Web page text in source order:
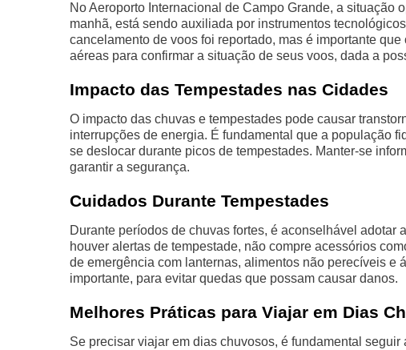
No Aeroporto Internacional de Campo Grande, a
manhã, está sendo auxiliada por instrumentos
cancelamento de voos foi reportado, mas é importante
aéreas para confirmar a situação de seus voos, dada a
Impacto das Tempestades nas Cidades
O impacto das chuvas e tempestades pode causar
interrupções de energia. É fundamental que a população
se deslocar durante picos de tempestades. Manter-se
garantir a segurança.
Cuidados Durante Tempestades
Durante períodos de chuvas fortes, é aconselhável
houver alertas de tempestade, não compre acessórios
de emergência com lanternas, alimentos não perecíveis e
importante, para evitar quedas que possam causar danos.
Melhores Práticas para Viajar em Dias
Se precisar viajar em dias chuvosos, é fundamental